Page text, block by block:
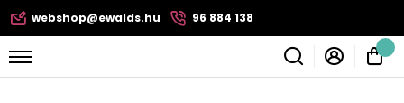
webshop@ewalds.hu 96 884 138